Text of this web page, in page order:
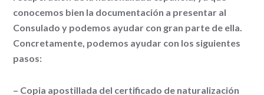
conocemos bien la documentación a presentar al
Consulado y podemos ayudar con gran parte de ella.
Concretamente, podemos ayudar con los siguientes
pasos:
– Copia apostillada del certificado de naturalización